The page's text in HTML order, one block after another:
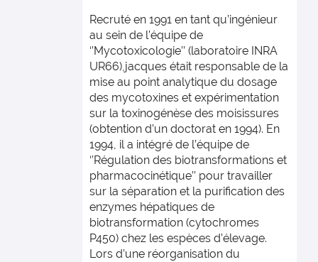
Recruté en 1991 en tant qu’ingénieur
au sein de l’équipe de
‘’Mycotoxicologie’’ (laboratoire INRA
UR66),jacques était responsable de la
mise au point analytique du dosage
des mycotoxines et expérimentation
sur la toxinogénèse des moisissures
(obtention d’un doctorat en 1994). En
1994, il a intégré de l’équipe de
‘’Régulation des biotransformations et
pharmacocinétique’’ pour travailler
sur la séparation et la purification des
enzymes hépatiques de
biotransformation (cytochromes
P450) chez les espèces d’élevage.
Lors d’une réorganisation du